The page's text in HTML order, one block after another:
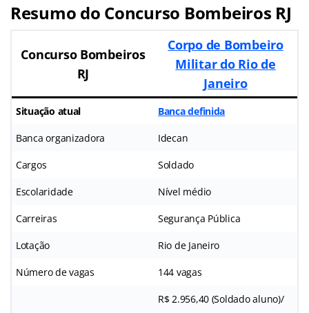
Resumo do Concurso Bombeiros RJ
Concurso Bombeiros
RJ
Corpo de Bombeiro
Militar do Rio de
Janeiro
Situação atual Banca definida
Banca organizadora Idecan
Cargos Soldado
Escolaridade Nível médio
Carreiras Segurança Pública
Lotação Rio de Janeiro
Número de vagas 144 vagas
R$ 2.956,40 (Soldado aluno)/